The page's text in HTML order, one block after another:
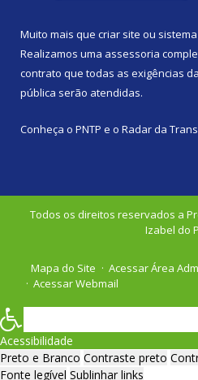
Muito mais que criar site ou
Realizamos uma assessoria
contrato que todas as exigências
pública serão atendidas.
Conheça o PNTP e o Radar da
Todos os direitos reservados a
Izabel do
Mapa do Site
Acessar Área
Acessar Webmail
Acessibilidade
Preto e Branco Contraste preto
Fonte legível Sublinhar links